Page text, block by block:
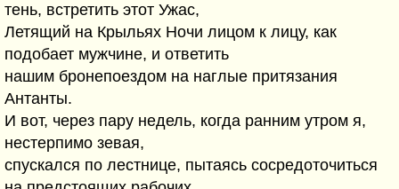
тень, встретить этот Ужас,
Летящий на Крыльях Ночи лицом к лицу, как
подобает мужчине, и ответить
нашим бронепоездом на наглые притязания
Антанты.
И вот, через пару недель, когда ранним утром я,
нестерпимо зевая,
спускался по лестнице, пытаясь сосредоточиться